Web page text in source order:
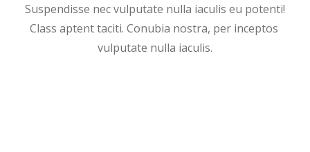
Suspendisse nec vulputate nulla iaculis eu potenti!
Class aptent taciti. Conubia nostra, per inceptos
vulputate nulla iaculis.